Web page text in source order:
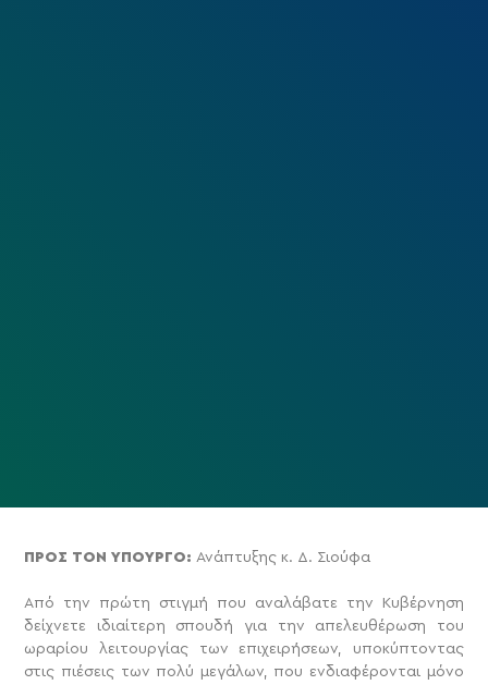
ΠΡΟΣ ΤΟΝ ΥΠΟΥΡΓΟ: Ανάπτυξης κ. Δ. Σιούφα
Από την πρώτη στιγμή που αναλάβατε την Κυβέρνηση
δείχνετε ιδιαίτερη σπουδή για την απελευθέρωση του
ωραρίου λειτουργίας των επιχειρήσεων, υποκύπτοντας
στις πιέσεις των πολύ μεγάλων, που ενδιαφέρονται μόνο